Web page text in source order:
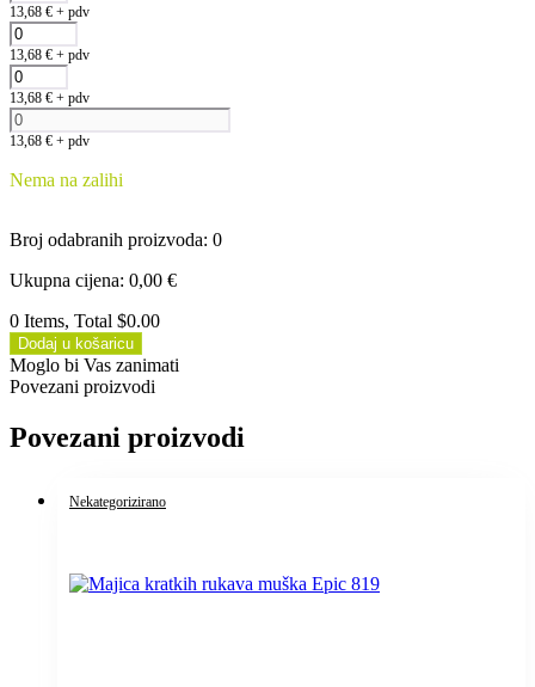
13,68 € + pdv
13,68 € + pdv
13,68 € + pdv
13,68 € + pdv
Nema na zalihi
Broj odabranih proizvoda: 0
Ukupna cijena: 0,00 €
0 Items, Total $0.00
Dodaj u košaricu
Moglo bi Vas zanimati
Povezani proizvodi
Povezani proizvodi
Nekategorizirano